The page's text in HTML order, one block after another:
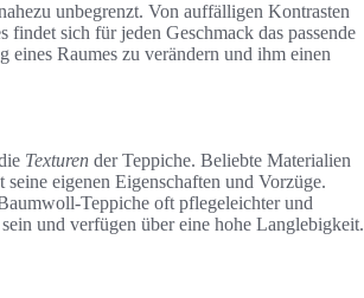
unbegrenzt. Von auffälligen Kontrasten
sich für jeden Geschmack das passende
eines Raumes zu verändern und ihm einen
Texturen der Teppiche. Beliebte Materialien
eigenen Eigenschaften und Vorzüge.
Teppiche oft pflegeleichter und
und verfügen über eine hohe Langlebigkeit.